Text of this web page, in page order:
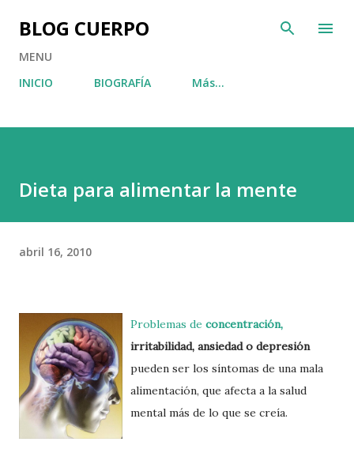
Ir al contenido principal
BLOG CUERPO
MENU
INICIO
BIOGRAFÍA Más…
Dieta para alimentar la mente
abril 16, 2010
Problemas de concentración,
irritabilidad, ansiedad o depresión
pueden ser los síntomas de una mala
alimentación, que afecta a la salud
mental más de lo que se creía.